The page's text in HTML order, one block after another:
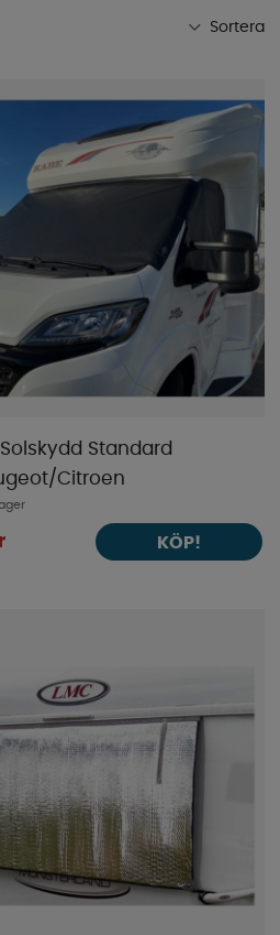
Sortera
Butikens favoriter
Namn A-Ö
Namn Ö-A
Högsta pris
Varumärke
Publiceringsdatum
Standard
Citroen
KÖP!